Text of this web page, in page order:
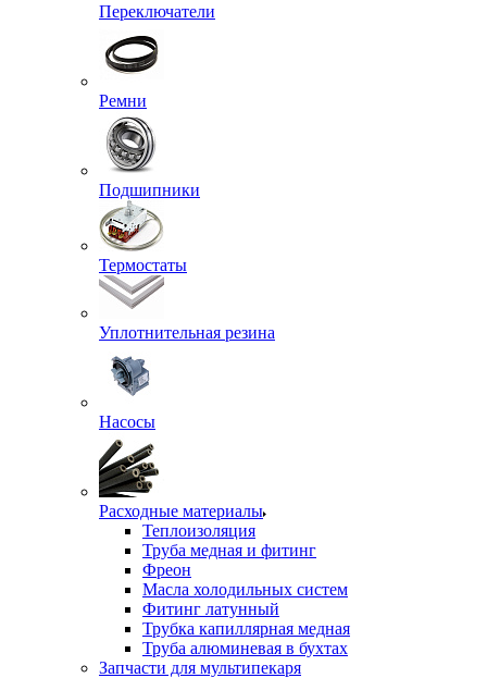
Переключатели
Ремни
Подшипники
Термостаты
Уплотнительная резина
Насосы
Расходные материалы
Теплоизоляция
Труба медная и фитинг
Фреон
Масла холодильных систем
Фитинг латунный
Трубка капиллярная медная
Труба алюминевая в бухтах
Запчасти для мультипекаря